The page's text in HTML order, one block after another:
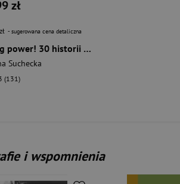
zł
- sugerowana cena detaliczna
Young power! 30 historii o tym, jak młodzi zmieniają świat
Suchecka
(131)
i wspomnienia